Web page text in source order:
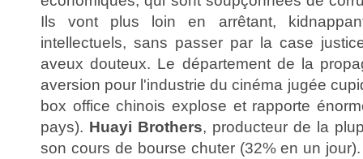
Ils vont plus loin en arrêtant,
intellectuels, sans passer par la case
aveux douteux. Le département de la
aversion pour l'industrie du cinéma jugée
box office chinois explose et rapporte
pays). Huayi Brothers, producteur de la
son cours de bourse chuter (32% en un